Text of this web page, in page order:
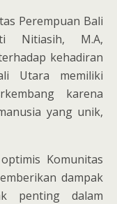
Perempuan Bali
Nitiasih, M.A,
kehadiran
Utara memiliki
karena
yang unik,
Komunitas
dampak
penting dalam